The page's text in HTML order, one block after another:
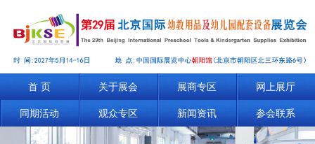
首 页 关于展会 展商专区 网上展厅
同期活动 观众专区 新闻资讯 参会联系